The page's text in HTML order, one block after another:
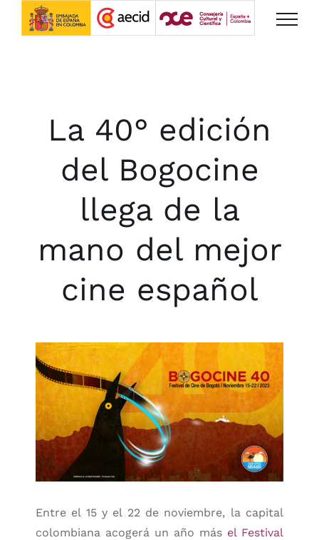
Saltar
La 40° edición
del Bogocine
llega de la
mano del mejor
cine español
Entre el 15 y el 22 de noviembre, la capital
colombiana acogerá un año más el Festival